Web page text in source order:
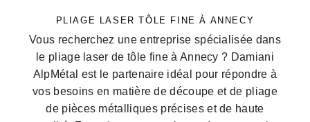
PLIAGE LASER TÔLE FINE À ANNECY
Vous recherchez une entreprise spécialisée dans
le pliage laser de tôle fine à Annecy ? Damiani
AlpMétal est le partenaire idéal pour répondre à
vos besoins en matière de découpe et de pliage
de pièces métalliques précises et de haute